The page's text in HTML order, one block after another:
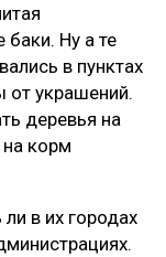
Ну а те
в пунктах
от украшений.
деревья на
корм
в их городах